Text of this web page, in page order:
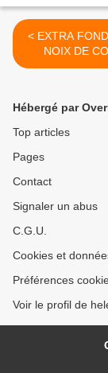
< EXTRA FONDANT A LA
NOIX DE
PEPITES DE
Hébergé par
Top articles
Pages
Contact
Signaler un abus
C.G.U.
Cookies et
Préférences
Voir le profil de